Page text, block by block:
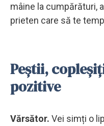
mâine la cumpărături,
prieten care să te
Peștii,
pozitive
Vărsător. Vei simți o